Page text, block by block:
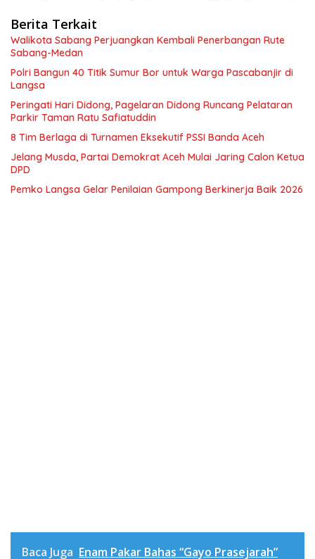
Berita Terkait
Walikota Sabang Perjuangkan Kembali Penerbangan Rute
Sabang-Medan
Polri Bangun 40 Titik Sumur Bor untuk Warga Pascabanjir di
Langsa
Peringati Hari Didong, Pagelaran Didong Runcang Pelataran
Parkir Taman Ratu Safiatuddin
8 Tim Berlaga di Turnamen Eksekutif PSSI Banda Aceh
Jelang Musda, Partai Demokrat Aceh Mulai Jaring Calon Ketua
DPD
Pemko Langsa Gelar Penilaian Gampong Berkinerja Baik 2026
Baca Juga Enam Pakar Bahas “Gayo Prasejarah”